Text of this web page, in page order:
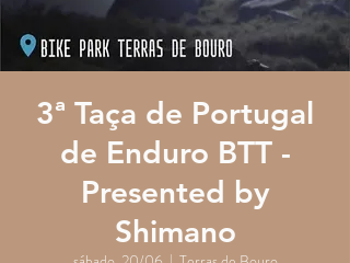
3ª Taça de Portugal
de Enduro BTT -
Presented by
Shimano